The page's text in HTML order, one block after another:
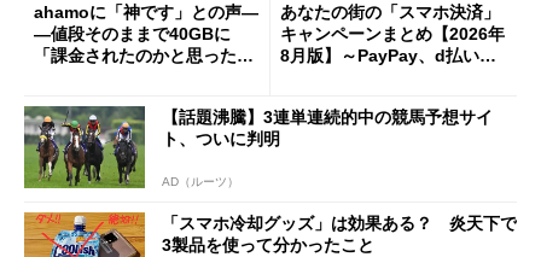
ahamoに「神です」との声―
―値段そのままで40GBに
「課金されたのかと思った」
あなたの街の「スマホ決済」
キャンペーンまとめ【2026年
8月版】～PayPay、d払い、a
【話題沸騰】3連単連続的中の競馬予想サイ
ト、ついに判明
AD（ルーツ）
「スマホ冷却グッズ」は効果ある？ 炎天下で
3製品を使って分かったこと